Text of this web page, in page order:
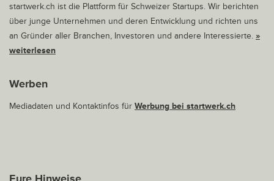
startwerk.ch ist die Plattform für Schweizer Startups. Wir berichten
über junge Unternehmen und deren Entwicklung und richten uns
an Gründer aller Branchen, Investoren und andere Interessierte. »
weiterlesen
Werben
Mediadaten und Kontaktinfos für Werbung bei startwerk.ch